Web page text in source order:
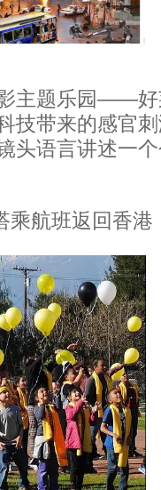
主题乐园——好
技带来的感官
头语言讲述一
乘航班返回香港